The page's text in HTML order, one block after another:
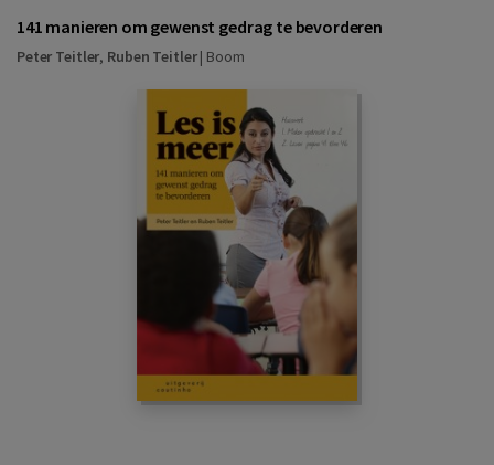
141 manieren om gewenst gedrag te bevorderen
Peter Teitler, Ruben Teitler| Boom